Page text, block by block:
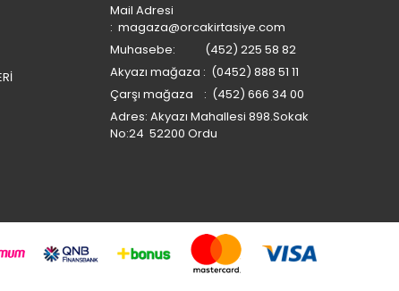
Mail Adresi
: magaza@orcakirtasiye.com
Muhasebe: (452) 225 58 82
Akyazı mağaza : (0452) 888 51 11
Çarşı mağaza : (452) 666 34 00
Adres: Akyazı Mahallesi 898.Sokak
No:24 52200 Ordu